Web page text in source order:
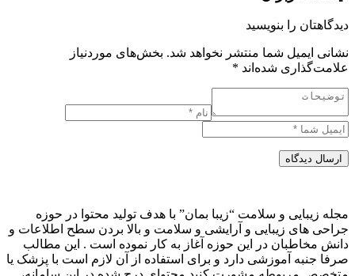
دیدگاهتان را بنویسید
نشانی ایمیل شما منتشر نخواهد شد. بخش‌های موردنیاز
علامت‌گذاری شده‌اند *
ارسال دیدگاه
مجله زیبایی و سلامت “زیبا بمان” با هدف تولید محتوا در حوزه
جراحی های زیبایی و آرایشی و سلامت و بالا بردن سطح اطلاعات و
دانش مخاطبان در این حوزه آغاز به کار نموده است . این مطالب
صرفا جنبه آموزشی دارد و برای استفاده از آن لازم است با پزشک یا